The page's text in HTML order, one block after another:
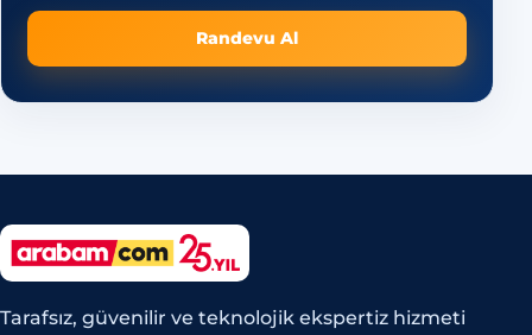
Randevu Al
Tarafsız, güvenilir ve teknolojik ekspertiz hizmeti